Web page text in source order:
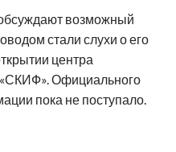
возможный
стали слухи о его
центра
«СКИФ». Официального
пока не поступало.